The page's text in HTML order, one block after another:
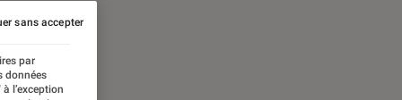
par
données
l’exception
sans accepter